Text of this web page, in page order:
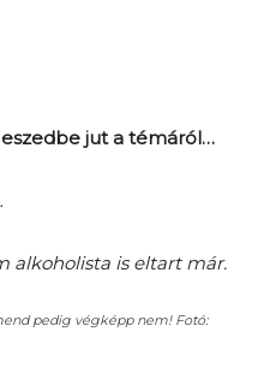
jut a témáról…
alkoholista is eltart már.
pedig végképp nem! Fotó: